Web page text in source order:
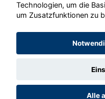
©
Technologien, um die
um Zusatzfunktionen zu
Alle